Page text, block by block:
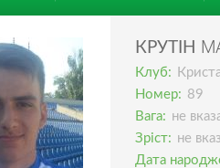
КРУТІН
Клуб:
Номер: 89
Вага: не
Зріст: не
Дата